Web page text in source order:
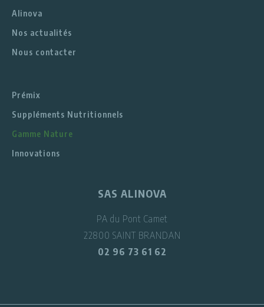
Alinova
Nos actualités
Nous contacter
Prémix
Suppléments Nutritionnels
Gamme Nature
Innovations
SAS ALINOVA
PA du Pont Camet
22800 SAINT BRANDAN
02 96 73 61 62